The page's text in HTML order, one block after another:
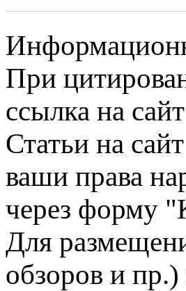
При
ссылка на
Статьи на
ваши права
через форму
Для
обзоров и